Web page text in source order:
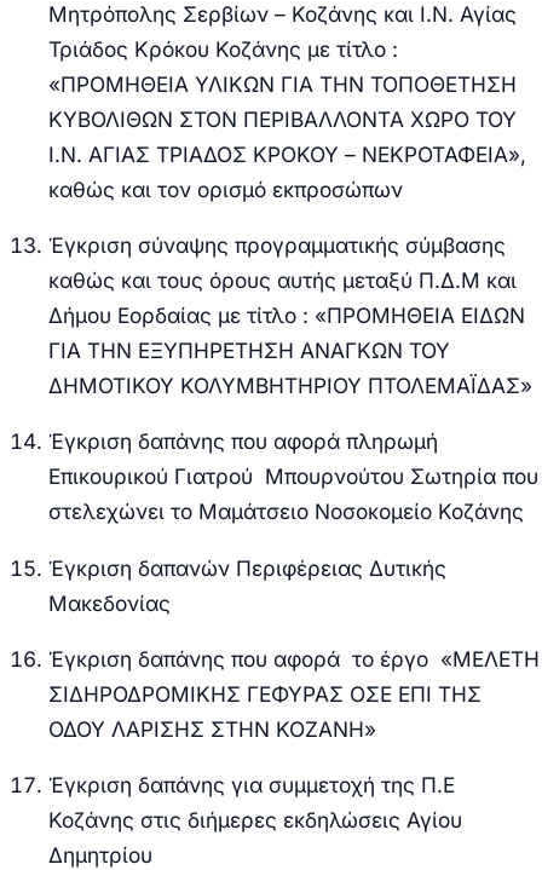
Μητρόπολης Σερβίων – Κοζάνης και Ι.Ν. Αγίας
Τριάδος Κρόκου Κοζάνης με τίτλο :
«ΠΡΟΜΗΘΕΙΑ ΥΛΙΚΩΝ ΓΙΑ ΤΗΝ ΤΟΠΟΘΕΤΗΣΗ
ΚΥΒΟΛΙΘΩΝ ΣΤΟΝ ΠΕΡΙΒΑΛΛΟΝΤΑ ΧΩΡΟ ΤΟΥ
Ι.Ν. ΑΓΙΑΣ ΤΡΙΑΔΟΣ ΚΡΟΚΟΥ – ΝΕΚΡΟΤΑΦΕΙΑ»,
καθώς και τον ορισμό εκπροσώπων
Έγκριση σύναψης προγραμματικής σύμβασης
καθώς και τους όρους αυτής μεταξύ Π.Δ.Μ και
Δήμου Εορδαίας με τίτλο : «ΠΡΟΜΗΘΕΙΑ ΕΙΔΩΝ
ΓΙΑ ΤΗΝ ΕΞΥΠΗΡΕΤΗΣΗ ΑΝΑΓΚΩΝ ΤΟΥ
ΔΗΜΟΤΙΚΟΥ ΚΟΛΥΜΒΗΤΗΡΙΟΥ ΠΤΟΛΕΜΑΪΔΑΣ»
Έγκριση δαπάνης που αφορά πληρωμή
Επικουρικού Γιατρού Μπουρνούτου Σωτηρία που
στελεχώνει το Μαμάτσειο Νοσοκομείο Κοζάνης
Έγκριση δαπανών Περιφέρειας Δυτικής
Μακεδονίας
Έγκριση δαπάνης που αφορά το έργο «ΜΕΛΕΤΗ
ΣΙΔΗΡΟΔΡΟΜΙΚΗΣ ΓΕΦΥΡΑΣ ΟΣΕ ΕΠΙ ΤΗΣ
ΟΔΟΥ ΛΑΡΙΣΗΣ ΣΤΗΝ ΚΟΖΑΝΗ»
Έγκριση δαπάνης για συμμετοχή της Π.Ε
Κοζάνης στις διήμερες εκδηλώσεις Αγίου
Δημητρίου